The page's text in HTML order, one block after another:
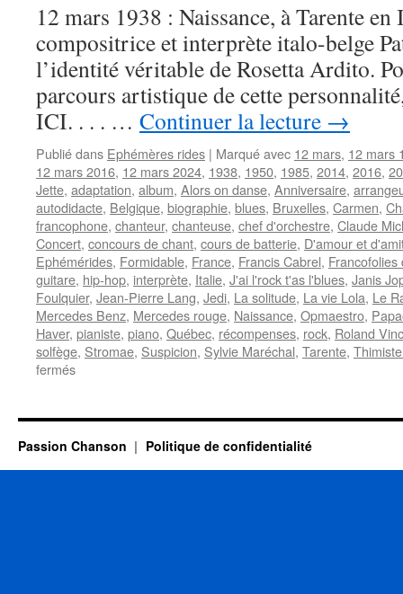
12 mars 1938 : Naissance, à Tarente
compositrice et interprète italo-belge
l’identité véritable de Rosetta Ardito.
parcours artistique de cette
ICI. . . . … Continuer la lecture →
Publié dans Ephémères rides | Marqué avec 12 mars, 12 mars
12 mars 2016, 12 mars 2024, 1938, 1950, 1985, 2014, 2016,
Jette, adaptation, album, Alors on danse, Anniversaire,
autodidacte, Belgique, biographie, blues, Bruxelles, Carmen,
francophone, chanteur, chanteuse, chef d'orchestre, Claude
Concert, concours de chant, cours de batterie, D'amour et
Ephémérides, Formidable, France, Francis Cabrel,
guitare, hip-hop, interprète, Italie, J'ai l'rock t'as l'blues, Janis
Foulquier, Jean-Pierre Lang, Jedi, La solitude, La vie Lola, Le
Mercedes Benz, Mercedes rouge, Naissance, Opmaestro,
Haver, pianiste, piano, Québec, récompenses, rock, Roland
solfège, Stromae, Suspicion, Sylvie Maréchal, Tarente,
ferméssur
Passion Chanson Politique de confidentialité